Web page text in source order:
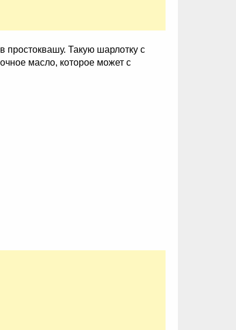
простоквашу. Такую шарлотку с
масло, которое может с